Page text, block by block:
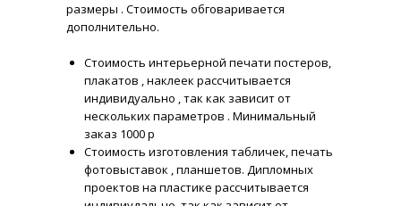
размеры . Стоимость обговаривается
дополнительно.
Стоимость интерьерной печати постеров,
плакатов , наклеек рассчитывается
индивидуально , так как зависит от
нескольких параметров . Минимальный
заказ 1000 р
Стоимость изготовления табличек, печать
фотовыставок , планшетов. Дипломных
проектов на пластике рассчитывается